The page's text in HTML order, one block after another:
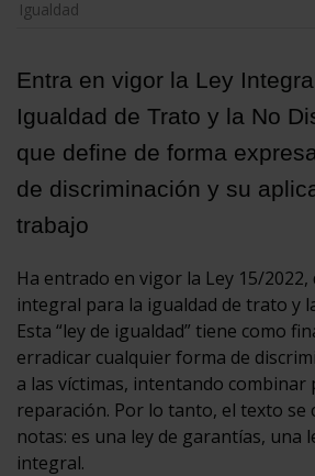
Igualdad
Entra en vigor la Ley
Igualdad de Trato y la No
que define de forma
de discriminación y su
trabajo
Ha entrado en vigor la Ley 15/2022,
integral para la igualdad de trato y
Esta “ley de igualdad” tiene como
erradicar cualquier forma de
a las víctimas, intentando combinar
reparación. Por lo tanto, el texto se
notas: es una ley de garantías, una
integral.